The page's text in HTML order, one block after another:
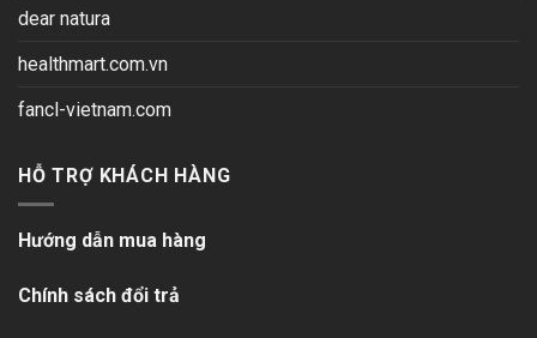
dear natura
healthmart.com.vn
fancl-vietnam.com
HỖ TRỢ KHÁCH HÀNG
Hướng dẫn mua hàng
Chính sách đổi trả